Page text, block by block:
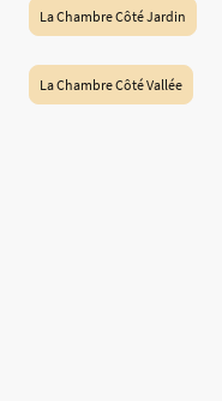
La Chambre Côté Jardin
La Chambre Côté Vallée